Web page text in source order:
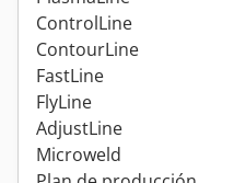
ControlLine
ContourLine
FastLine
FlyLine
AdjustLine
Microweld